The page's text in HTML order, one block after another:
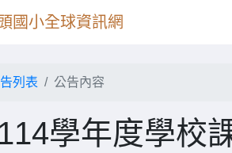
國小全球資訊網
列表 公告內容
學年度學校